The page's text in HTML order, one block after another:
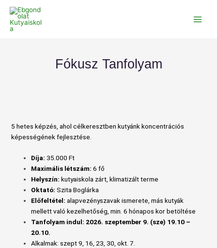
content
Fókusz Tanfolyam
5 hetes képzés, ahol célkeresztben kutyánk koncentrációs
képességének fejlesztése.
Díja: 35.000 Ft
Maximális létszám: 6 fő
Helyszín: kutyaiskola zárt, klimatizált terme
Oktató: Szita Boglárka
Előfeltétel: alapvezényszavak ismerete, más kutyák
mellett való kezelhetőség, min. 6 hónapos kor betöltése
Tanfolyam indul: 2026. szeptember 9. (sze) 19.10 –
20.10.
Alkalmak: szept 9, 16, 23, 30, okt. 7.